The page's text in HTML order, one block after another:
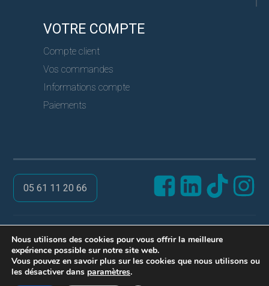
VOTRE COMPTE
Compte client
Vos commandes
Informations compte
Paiements
05 61 11 20 66
@ PRO SERVICES CLES
Réalisation ARPEGA
Mentions légales
Nous utilisons des cookies pour vous offrir la meilleure
expérience possible sur notre site web.
Vous pouvez en savoir plus sur les cookies que nous utilisons ou
les désactiver dans paramètres.